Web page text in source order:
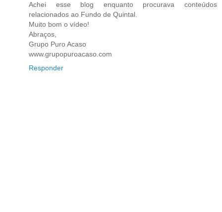
Achei esse blog enquanto procurava conteúdos
relacionados ao Fundo de Quintal.
Muito bom o vídeo!
Abraços,
Grupo Puro Acaso
www.grupopuroacaso.com
Responder